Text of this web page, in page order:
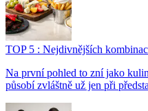
TOP 5 : Nejdivnějších
Na první pohled to zní jako
působí zvláštně už jen při